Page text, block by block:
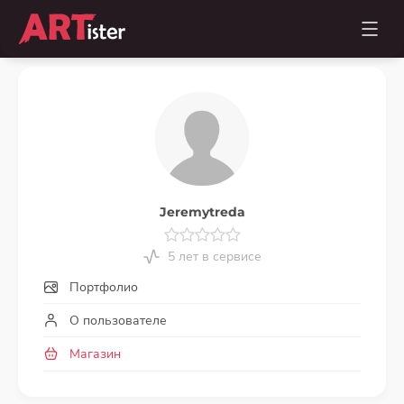
Jeremytreda
5 лет в сервисе
Портфолио
О пользователе
Магазин